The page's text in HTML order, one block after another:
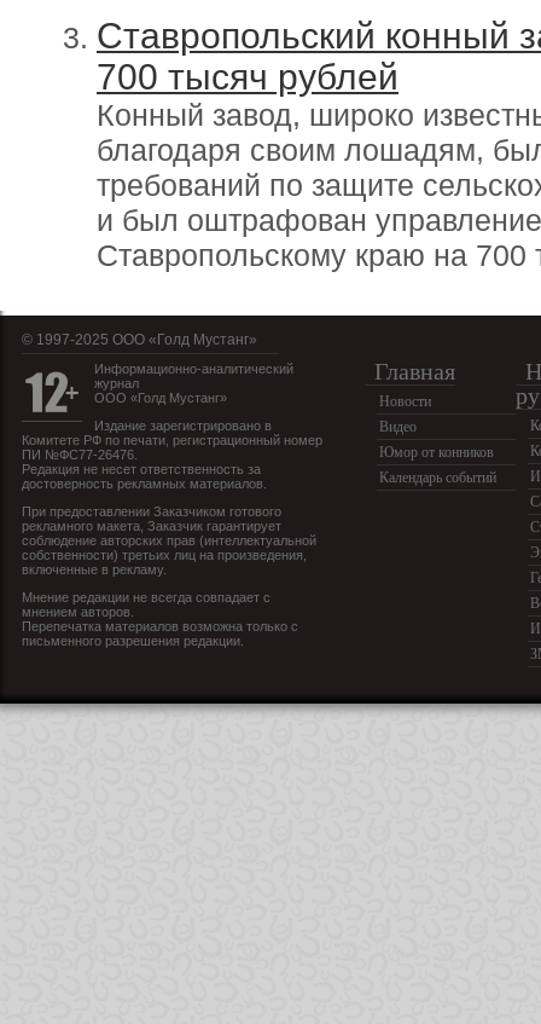
Ставропольский конный
700 тысяч рублей
Конный завод, широко
благодаря своим лошадям,
требований по защите
и был оштрафован
Ставропольскому краю на 700
© 1997-2025 OOO «Голд Мустанг»
Информационно-аналитический
журнал
ООО «Голд Мустанг»
Издание зарегистрировано в
Комитете РФ по печати, регистрационный номер
ПИ №ФС77-26476.
Редакция не несет ответственность за
достоверность рекламных материалов.
При предоставлении Заказчиком готового
рекламного макета, Заказчик гарантирует
соблюдение авторских прав (интеллектуальной
собственности) третьих лиц на произведения,
включенные в рекламу.
Мнение редакции не всегда совпадает с
мнением авторов.
Перепечатка материалов возможна только с
письменного разрешения редакции.
Главная
Новости
Видео
Юмор от конников
Календарь событий